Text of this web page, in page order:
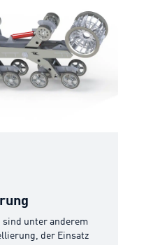
unter anderem
der Einsatz